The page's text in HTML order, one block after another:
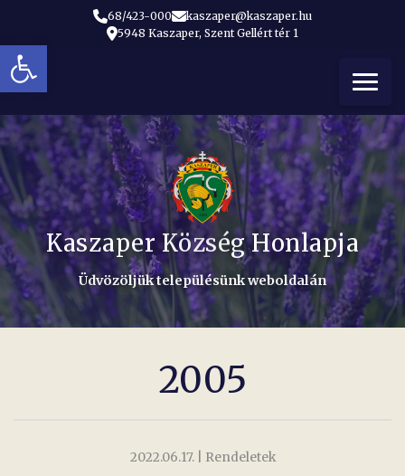
Eszköztár megnyitása
68/423-000
kaszaper@kaszaper.hu
5948 Kaszaper, Szent Gellért tér 1
Kaszaper Község Honlapja
Üdvözöljük településünk weboldalán
2005
2022.06.17. | Rendeletek